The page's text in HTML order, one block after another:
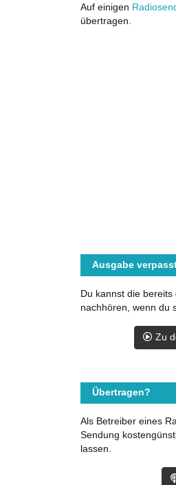
Auf einigen
übertragen.
Ausgabe
Du kannst die
nachhören, wenn du
Zu
Übertragen?
Als Betreiber eines
Sendung
lassen.